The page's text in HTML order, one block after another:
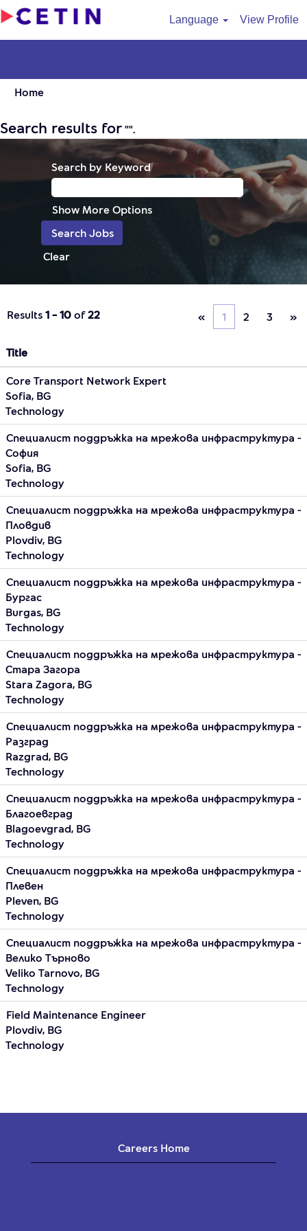
Language View Profile
Home
Search results for "".
Search by Keyword
Show More Options
Clear
Results 1 – 10 of22 « 1 2 3 »
Title
Core Transport Network Expert
Sofia, BG
Technology
Специалист поддръжка на мрежова инфраструктура -
София
Sofia, BG
Technology
Специалист поддръжка на мрежова инфраструктура -
Пловдив
Plovdiv, BG
Technology
Специалист поддръжка на мрежова инфраструктура -
Бургас
Burgas, BG
Technology
Специалист поддръжка на мрежова инфраструктура -
Стара Загора
Stara Zagora, BG
Technology
Специалист поддръжка на мрежова инфраструктура -
Разград
Razgrad, BG
Technology
Специалист поддръжка на мрежова инфраструктура -
Благоевград
Blagoevgrad, BG
Technology
Специалист поддръжка на мрежова инфраструктура -
Плевен
Pleven, BG
Technology
Специалист поддръжка на мрежова инфраструктура -
Велико Търново
Veliko Tarnovo, BG
Technology
Field Maintenance Engineer
Plovdiv, BG
Technology
Careers Home